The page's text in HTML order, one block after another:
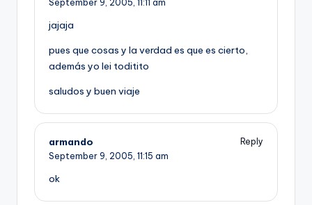
September 9, 2005, 11:11 am
jajaja
pues que cosas y la verdad es que es cierto,
además yo lei toditito
saludos y buen viaje
armando
Reply
September 9, 2005, 11:15 am
ok